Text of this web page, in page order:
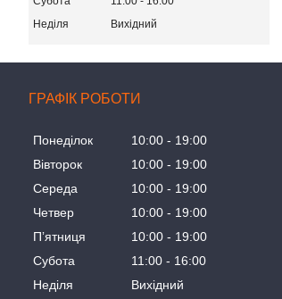
Неділя
Вихідний
ГРАФІК РОБОТИ
Понеділок 10:00
19:00
Вівторок
10:00
19:00
Середа
10:00
19:00
Четвер
10:00
19:00
Пʼятниця
10:00
19:00
Субота
11:00
16:00
Неділя
Вихідний